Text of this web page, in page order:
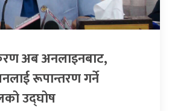
अब अनलाइनबाट,
रूपान्तरण गर्ने
उद्घोष